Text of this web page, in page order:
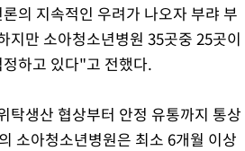
의 지속적인 우려가 나오자 부랴 부
만 소아청소년병원 35곳중 25곳이
하고 있다"고 전했다.
탁생산 협상부터 안정 유통까지 통상
소아청소년병원은 최소 6개월 이상